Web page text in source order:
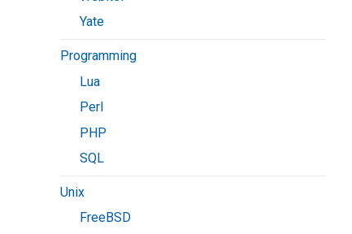
Yate
Programming
Lua
Perl
PHP
SQL
Unix
FreeBSD